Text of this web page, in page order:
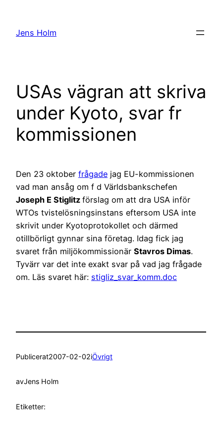
innehåll
Jens Holm
USAs vägran att skriva
under Kyoto, svar fr
kommissionen
Den 23 oktober frågade jag EU-kommissionen
vad man ansåg om f d Världsbankschefen
Joseph E Stiglitz förslag om att dra USA inför
WTOs tvistelösningsinstans eftersom USA inte
skrivit under Kyotoprotokollet och därmed
otillbörligt gynnar sina företag. Idag fick jag
svaret från miljökommissionär Stavros Dimas.
Tyvärr var det inte exakt svar på vad jag frågade
om. Läs svaret här: stigliz_svar_komm.doc
Publicerat2007-02-02iÖvrigt
avJens Holm
Etiketter: